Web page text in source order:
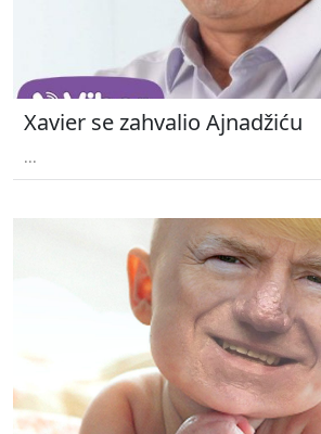
Xavier se zahvalio Ajnadžiću
...